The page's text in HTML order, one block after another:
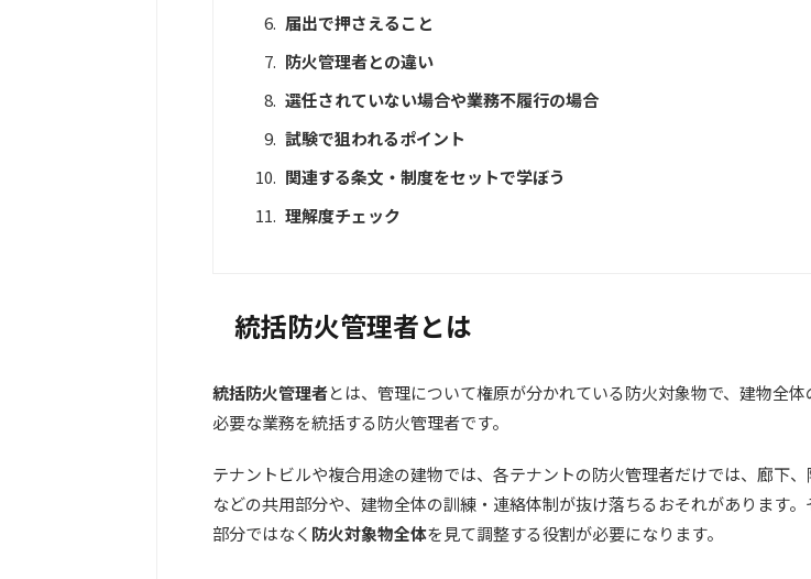
届出で押さえること
防火管理者との違い
選任されていない場合や業務不履行の場合
試験で狙われるポイント
関連する条文・制度をセットで学ぼう
理解度チェック
統括防火管理者とは
統括防火管理者とは、管理について権原が分かれている防火対象物で、建物全
必要な業務を統括する防火管理者です。
テナントビルや複合用途の建物では、各テナントの防火管理者だけでは、廊下
などの共用部分や、建物全体の訓練・連絡体制が抜け落ちるおそれがあります。
部分ではなく 防火対象物全体を見て調整する役割が必要になります。